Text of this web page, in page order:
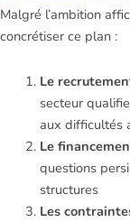
Malgré l’ambition
concrétiser ce plan :
Le
secteur
aux difficultés
Le
questions
structures
Les